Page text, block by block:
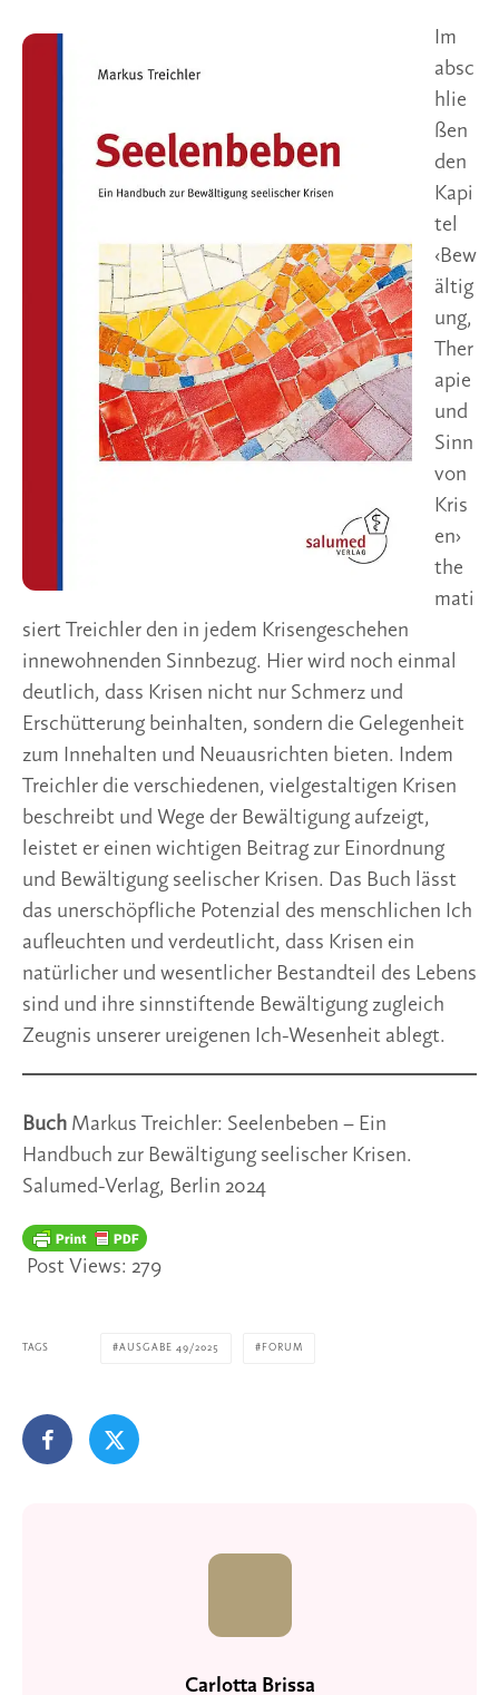
Im
absc
hlie
ßen
den
Kapi
tel
‹Bew
ältig
ung,
Ther
apie
und
Sinn
von
Kris
en›
the
mati
siert Treichler den in jedem Krisengeschehen
innewohnenden Sinnbezug. Hier wird noch einmal
deutlich, dass Krisen nicht nur Schmerz und
Erschütterung beinhalten, sondern die Gelegenheit
zum Innehalten und Neuausrichten bieten. Indem
Treichler die verschiedenen, vielgestaltigen Krisen
beschreibt und Wege der Bewältigung aufzeigt,
leistet er einen wichtigen Beitrag zur Einordnung
und Bewältigung seelischer Krisen. Das Buch lässt
das unerschöpfliche Potenzial des menschlichen Ich
aufleuchten und verdeutlicht, dass Krisen ein
natürlicher und wesentlicher Bestandteil des Lebens
sind und ihre sinnstiftende Bewältigung zugleich
Zeugnis unserer ureigenen Ich-Wesenheit ablegt.
Buch Markus Treichler: Seelenbeben – Ein
Handbuch zur Bewältigung seelischer Krisen.
Salumed-Verlag, Berlin 2024
Post Views: 279
TAGS AUSGABE 49/2025 FORUM
Carlotta Brissa